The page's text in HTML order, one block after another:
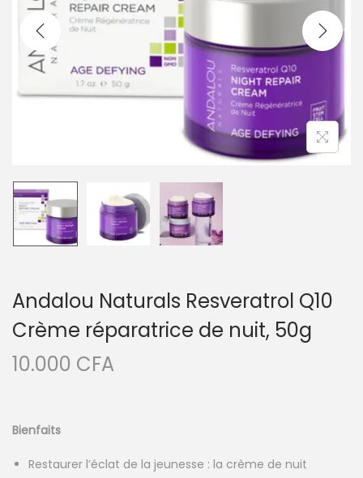
i
g
a
o
e
n
u
Andalou Naturals Resveratrol Q10
Crème réparatrice de nuit, 50g
10.000 CFA
Bienfaits
Restaurer l’éclat de la jeunesse : la crème de nuit